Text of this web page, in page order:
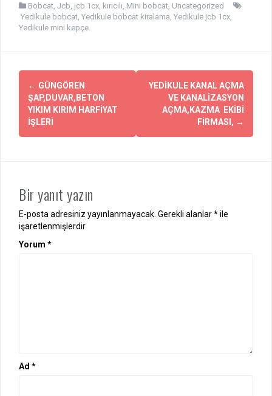
Bobcat Jcb jcb 1cx kırıcılı Mini bobcat Uncategorized
Yedikule bobcat Yedikule bobcat kiralama Yedikule jcb 1cx
Yedikule mini kepçe
Yazı
dolaşımı
← GÜNGÖREN
ŞAP,DUVAR,BETON
YIKIM KIRIM HARFİYAT
İŞLERİ
YEDİKULE KANAL AÇMA
VE KANALİZASYON
AÇMA,KAZMA EKİBİ
FİRMASI, →
Bir yanıt yazın
E-posta adresiniz yayınlanmayacak. Gerekli alanlar*ile
işaretlenmişlerdir
Yorum *
Ad *